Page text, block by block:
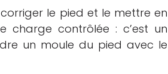
le pied et le mettre en
charge contrôlée : c’est un
un moule du pied avec le